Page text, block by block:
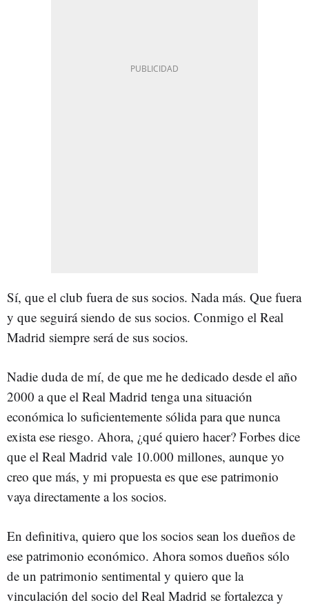
Sí, que el club fuera de sus socios. Nada más. Que fuera
y que seguirá siendo de sus socios. Conmigo el Real
Madrid siempre será de sus socios.
Nadie duda de mí, de que me he dedicado desde el año
2000 a que el Real Madrid tenga una situación
económica lo suficientemente sólida para que nunca
exista ese riesgo. Ahora, ¿qué quiero hacer? Forbes dice
que el Real Madrid vale 10.000 millones, aunque yo
creo que más, y mi propuesta es que ese patrimonio
vaya directamente a los socios.
En definitiva, quiero que los socios sean los dueños de
ese patrimonio económico. Ahora somos dueños sólo
de un patrimonio sentimental y quiero que la
vinculación del socio del Real Madrid se fortalezca y